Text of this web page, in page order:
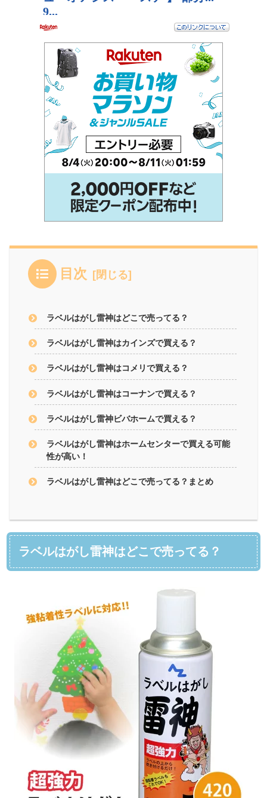
目次
ラベルはがし雷神はどこで売ってる？
ラベルはがし雷神はカインズで買える？
ラベルはがし雷神はコメリで買える？
ラベルはがし雷神はコーナンで買える？
ラベルはがし雷神ビバホームで買える？
ラベルはがし雷神はホームセンターで買える可能
性が高い！
ラベルはがし雷神はどこで売ってる？まとめ
ラベルはがし雷神はどこで売ってる？